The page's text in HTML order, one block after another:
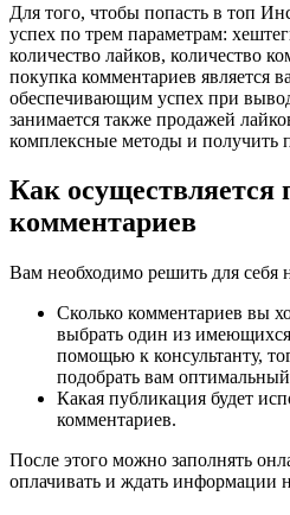
Для того, чтобы попасть в топ
успех по трем параметрам:
количество лайков, количество
покупка комментариев является
обеспечивающим успех при
занимается также продажей
комплексные методы и получить
Как осуществляется
комментариев
Вам необходимо решить для себя
Сколько комментариев вы
выбрать один из имеющихся
помощью к консультанту,
подобрать вам
Какая публикация будет
комментариев.
После этого можно заполнять
оплачивать и ждать информации